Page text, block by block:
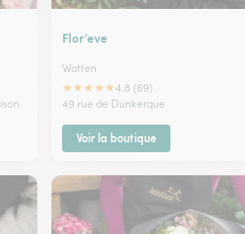
Flor’eve
Watten
★★★★★4.8 (69)
49 rue de Dunkerque
Voir la boutique